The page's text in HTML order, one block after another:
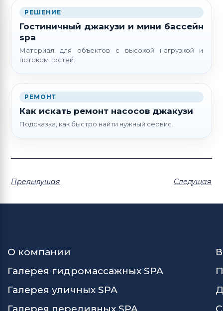
РЕШЕНИЕ
Гостиничный джакузи и мини бассейн
spa
Материал для объектов с высокой нагрузкой и
потоком гостей.
РЕМОНТ
Как искать ремонт насосов джакузи
Подсказка, как быстро найти нужный сервис.
Предыдущая Следущая
О компании
Галерея гидромассажных SPA
Галерея уличных SPA
Галерея переливных SPA